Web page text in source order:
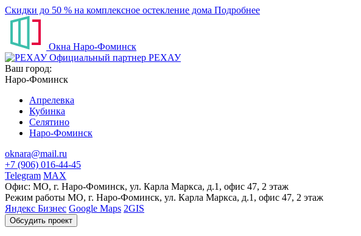
Скидки до 50 % на комплексное остекление дома Подробнее
Окна Наро-Фоминск
Официальный партнер РЕХАУ
Ваш город:
Наро-Фоминск
Апрелевка
Кубинка
Селятино
Наро-Фоминск
oknara@mail.ru
+7 (906) 016-44-45
Telegram MAX
Офис: МО, г. Наро-Фоминск, ул. Карла Маркса, д.1, офис 47, 2 этаж
Режим работы МО, г. Наро-Фоминск, ул. Карла Маркса, д.1, офис 47, 2 этаж
Яндекс Бизнес Google Maps 2GIS